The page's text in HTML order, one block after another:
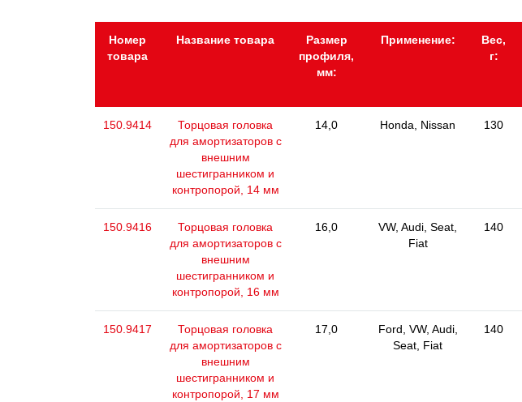
Номер
товара
Название товара
Размер
профиля,
мм:
Применение:
Вес,
г:
150.9414
Торцовая головка
для амортизаторов с
внешним
шестигранником и
контропорой, 14 мм
14,0 Honda, Nissan 130
150.9416
Торцовая головка
для амортизаторов с
внешним
шестигранником и
контропорой, 16 мм
16,0
VW, Audi, Seat,
Fiat
140
150.9417
Торцовая головка
для амортизаторов с
внешним
шестигранником и
контропорой, 17 мм
17,0
Ford, VW, Audi,
Seat, Fiat
140